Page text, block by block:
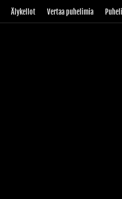
Älykellot Vertaa puhelimia